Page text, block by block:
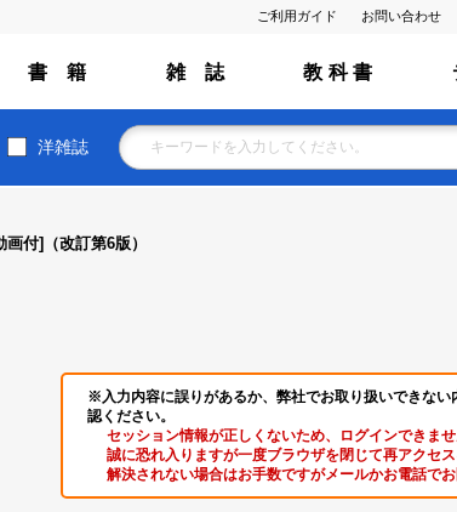
ご利用ガイド お問い合わせ
書 籍 雑 誌 教 科 書
洋雑誌
付]（改訂第6版）
※入力内容に誤りがあるか、弊社でお取り扱いできな
認ください。
セッション情報が正しくないため、ログインできませ
誠に恐れ入りますが一度ブラウザを閉じて再アクセス
解決されない場合はお手数ですがメールかお電話でお